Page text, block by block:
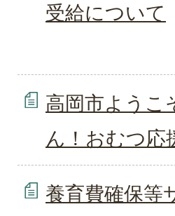
受給について
高岡市ようこ
ん！おむつ応
養育費確保等